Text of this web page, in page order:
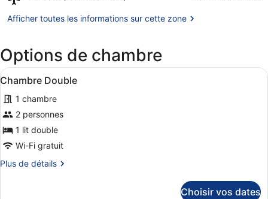
(LHR-
Afficher toutes les informations sur cette zone
Options de chambre
Afficher
toutes
les
photos
pour
ce
de
Chambre Double | Bureau, fer et
4
Chambre Double
1 chambre
2 personnes
1 lit double
Wi-Fi gratuit
Plus de détails
Plus
Choisir vos dates